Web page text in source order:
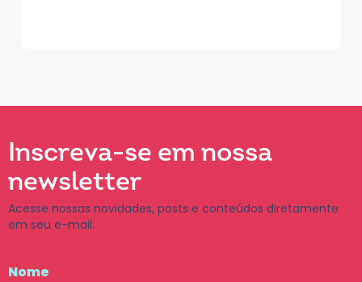
Inscreva-se em nossa
newsletter
Acesse nossas novidades, posts e conteúdos diretamente
em seu e-mail.
Nome